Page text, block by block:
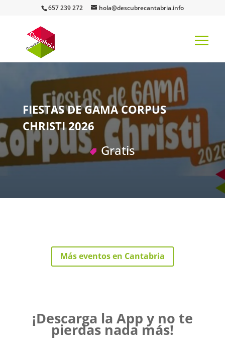
657 239 272 hola@descubrecantabria.info
FIESTAS DE GAMA CORPUS
CHRISTI 2026
Gratis
Más eventos en Cantabria
¡Descarga la App y no te
pierdas nada más!